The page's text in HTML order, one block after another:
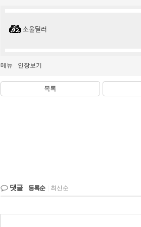
소울딜러
메뉴 인장보기
목록
댓글 등록순 최신순